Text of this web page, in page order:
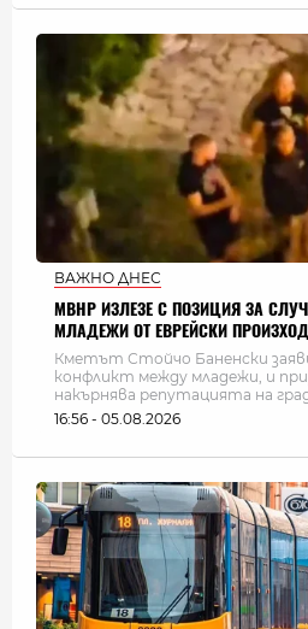
ВАЖНО ДНЕС
МВНР ИЗЛЕЗЕ С ПОЗИЦИЯ ЗА
МЛАДЕЖИ ОТ ЕВРЕЙСКИ
Кметът Стойчо Баненски
конфликт между младежи, и
накърнява репутацията на
16:56 - 05.08.2026